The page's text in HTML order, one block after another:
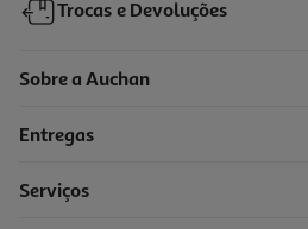
Trocas e Devoluções
Sobre a Auchan
Entregas
Serviços